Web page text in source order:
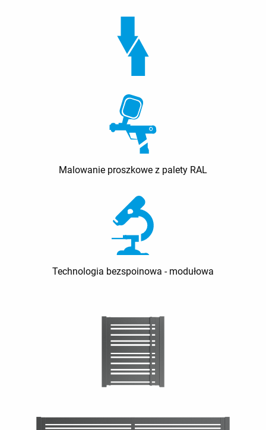
Malowanie proszkowe z palety RAL
Technologia bezspoinowa - modułowa